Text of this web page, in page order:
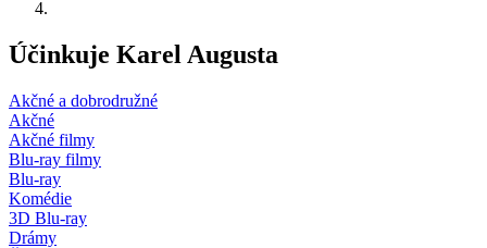
Účinkuje Karel Augusta
Akčné a dobrodružné
Akčné
Akčné filmy
Blu-ray filmy
Blu-ray
Komédie
3D Blu-ray
Drámy